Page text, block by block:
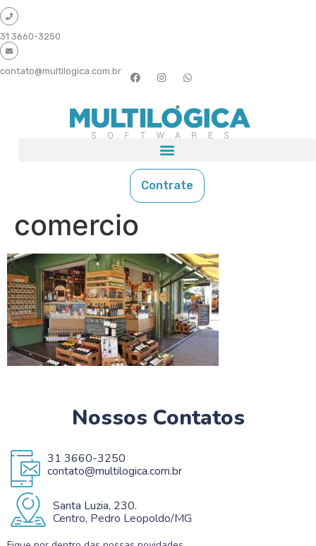
31 3660-3250
contato@multilogica.com.br
Contrate
comercio
Nossos Contatos
31 3660-3250
contato@multilogica.com.br
Santa Luzia, 230.
Centro, Pedro Leopoldo/MG